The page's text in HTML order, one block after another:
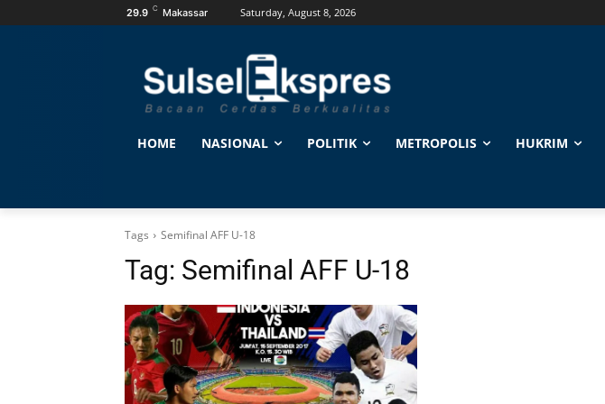
29.9 C Makassar Saturday, August 8, 2026
HOME NASIONAL POLITIK METROPOLIS HUKRIM
Tags Semifinal AFF U-18
Tag: Semifinal AFF U-18